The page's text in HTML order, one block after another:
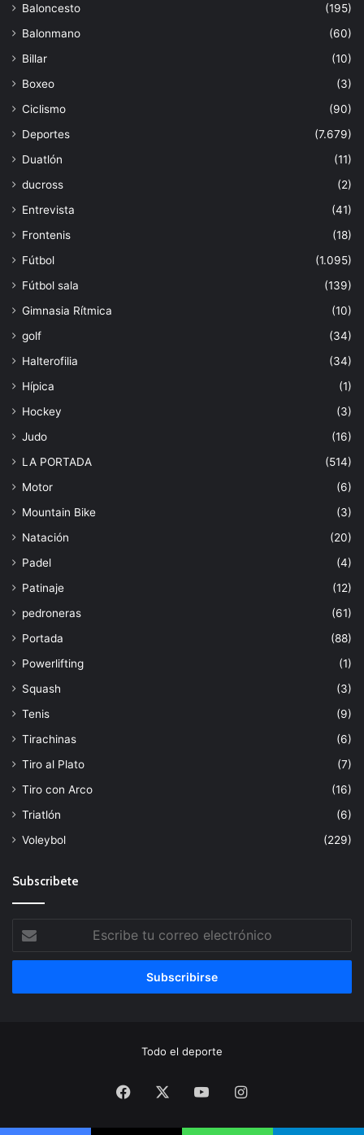
Baloncesto
(195)
Balonmano
(60)
Billar
(10)
Boxeo
(3)
Ciclismo
(90)
Deportes
(7.679)
Duatlón
(11)
ducross
(2)
Entrevista
(41)
Frontenis
(18)
Fútbol
(1.095)
Fútbol sala
(139)
Gimnasia Rítmica
(10)
golf
(34)
Halterofilia
(34)
Hípica
(1)
Hockey
(3)
Judo
(16)
LA PORTADA
(514)
Motor
(6)
Mountain Bike
(3)
Natación
(20)
Padel
(4)
Patinaje
(12)
pedroneras
(61)
Portada
(88)
Powerlifting
(1)
Squash
(3)
Tenis
(9)
Tirachinas
(6)
Tiro al Plato
(7)
Tiro con Arco
(16)
Triatlón
(6)
Voleybol
(229)
Subscribete
tu
correo
Todo el deporte
Facebook YouTubeInstagram